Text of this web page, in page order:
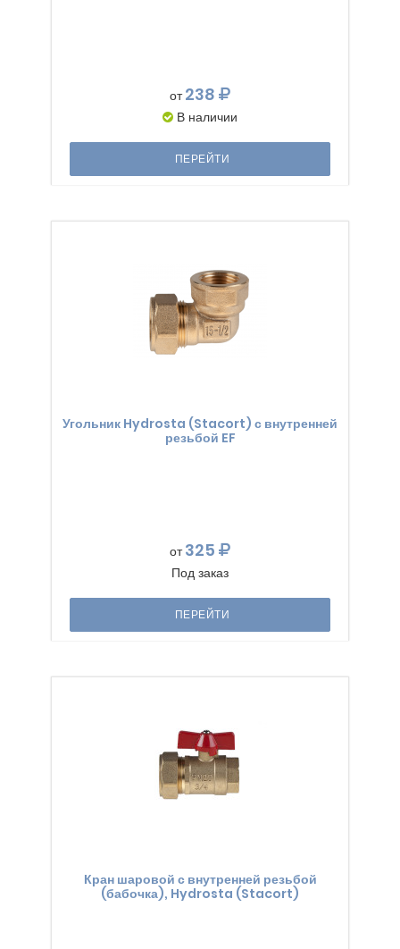
от238
В наличии
ПЕРЕЙТИ
Угольник Hydrosta (Stacort) с внутренней
резьбой EF
от325
Под заказ
ПЕРЕЙТИ
Кран шаровой с внутренней резьбой
(бабочка), Hydrosta (Stacort)